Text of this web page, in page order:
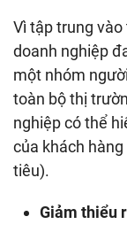
Vì tập trung
doanh nghiệp
một nhóm
toàn bộ thị
nghiệp có thể
của khách
tiêu).
Giảm thiểu